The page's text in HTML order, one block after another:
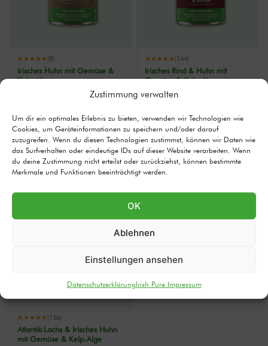
Zustimmung verwalten
Um dir ein optimales Erlebnis zu bieten, verwenden wir Technologien wie
Cookies, um Geräteinformationen zu speichern und/oder darauf
zuzugreifen. Wenn du diesen Technologien zustimmst, können wir Daten wie
das Surfverhalten oder eindeutige IDs auf dieser Website verarbeiten. Wenn
du deine Zustimmung nicht erteilst oder zurückziehst, können bestimmte
Merkmale und Funktionen beeinträchtigt werden.
OK
Ablehnen
Einstellungen ansehen
DatenschutzerklärungIrish Pure Impressum
★★★★★(8)
Irisches Huhn mit Gemüse &
Kelp-Alge
6 Dosen 12 Dosen 24 Dosen
IN DEN WARENKORB →
Details ansehen ›
★★★★★(144)
Irisches Rind & Huhn mit
Gemüse & Kelp-Alge
16,77€
12 Dosen
IN DEN WARENKORB →
★★★★★(136)
Atlantik-Lachs & Irisches Huhn
mit Gemüse & Kelp-Alge